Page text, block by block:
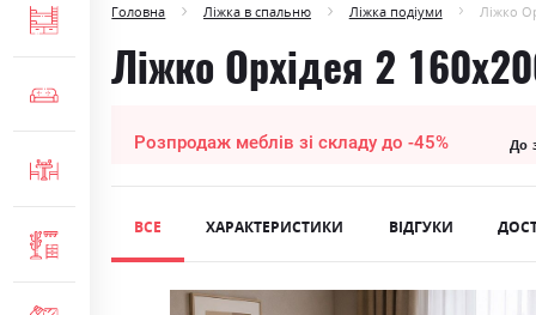
ДИТЯЧА
Головна Ліжка в спальню Ліжка подіуми Ліжко
Ліжко Орхідея 2
Розпродаж меблів зі складу до -45% До
ВСЕ ХАРАКТЕРИСТИКИ ВІДГУКИ